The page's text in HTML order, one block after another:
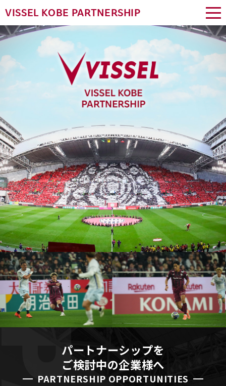
VISSEL KOBE PARTNERSHIP
パートナーシップを
ご検討中の企業様へ
PARTNERSHIP OPPORTUNITIES